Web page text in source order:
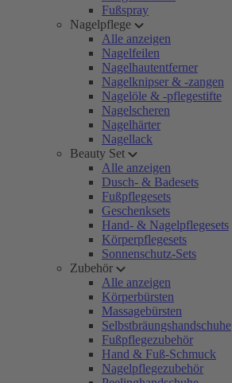
Fußspray
Nagelpflege
Alle anzeigen
Nagelfeilen
Nagelhautentferner
Nagelknipser & -zangen
Nagelöle & -pflegestifte
Nagelscheren
Nagelhärter
Nagellack
Beauty Set
Alle anzeigen
Dusch- & Badesets
Fußpflegesets
Geschenksets
Hand- & Nagelpflegesets
Körperpflegesets
Sonnenschutz-Sets
Zubehör
Alle anzeigen
Körperbürsten
Massagebürsten
Selbstbräungshandschuhe
Fußpflegezubehör
Hand & Fuß-Schmuck
Nagelpflegezubehör